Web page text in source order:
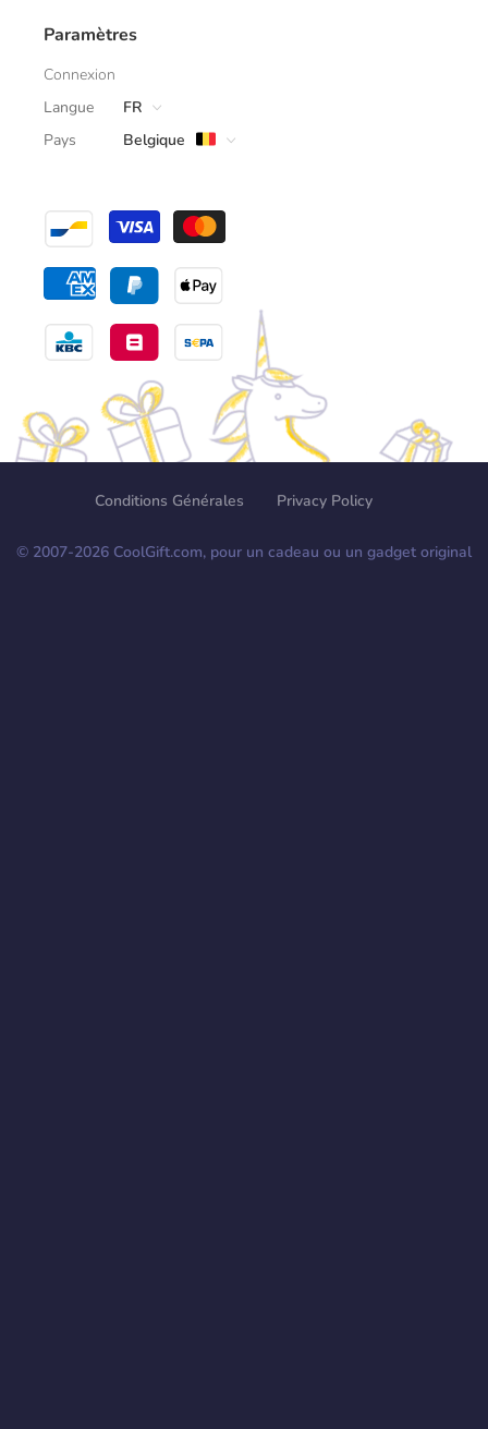
Paramètres
Connexion
Langue
FR
Pays
Belgique
Conditions Générales Privacy Policy
© 2007-2026 CoolGift.com, pour un cadeau ou un gadget original